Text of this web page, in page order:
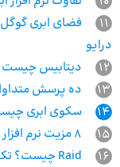
11
فضای ابری
درایو
12
دیتابیس چیست
13
ده پرسش
14
سکوی ابری
15
16